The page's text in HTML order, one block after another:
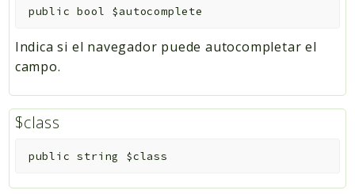
public bool $autocomplete
Indica si el navegador puede autocompletar el
campo.
$class
public string $class